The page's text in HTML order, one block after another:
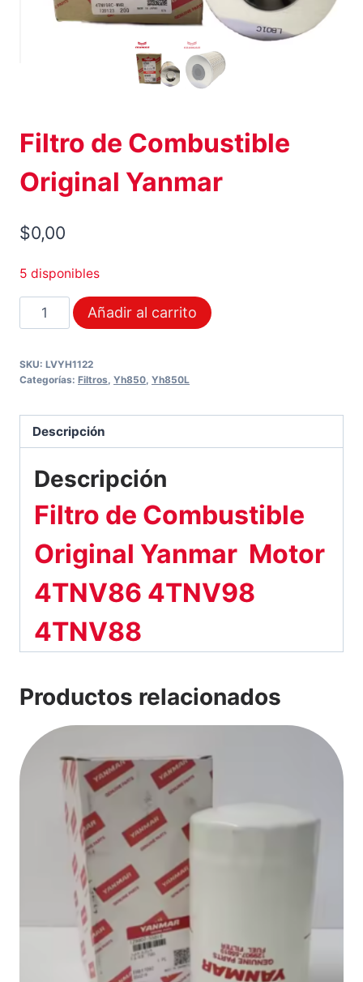
Filtro de Combustible
Original Yanmar
$0,00
5 disponibles
Filtro
de
Original
cantidad
Añadir al carrito
SKU: LVYH1122
Categorías: Filtros, Yh850, Yh850L
Descripción
Descripción
Filtro de Combustible
Original Yanmar Motor
4TNV86 4TNV98
4TNV88
Productos relacionados